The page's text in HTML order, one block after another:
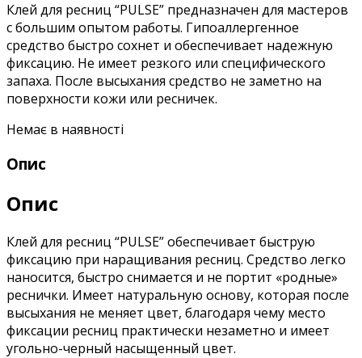
Клей для ресниц “PULSE” предназначен для мастеров
с большим опытом работы. Гипоаллергенное
средство быстро сохнет и обеспечивает надежную
фиксацию. Не имеет резкого или специфического
запаха. После высыхания средство не заметно на
поверхности кожи или ресничек.
Немає в наявності
Опис
Опис
Клей для ресниц “PULSE” обеспечивает быструю
фиксацию при наращивания ресниц. Средство легко
наносится, быстро снимается и не портит «родные»
реснички. Имеет натуральную основу, которая после
высыхания не меняет цвет, благодаря чему место
фиксации ресниц практически незаметно и имеет
угольно-черный насыщенный цвет.